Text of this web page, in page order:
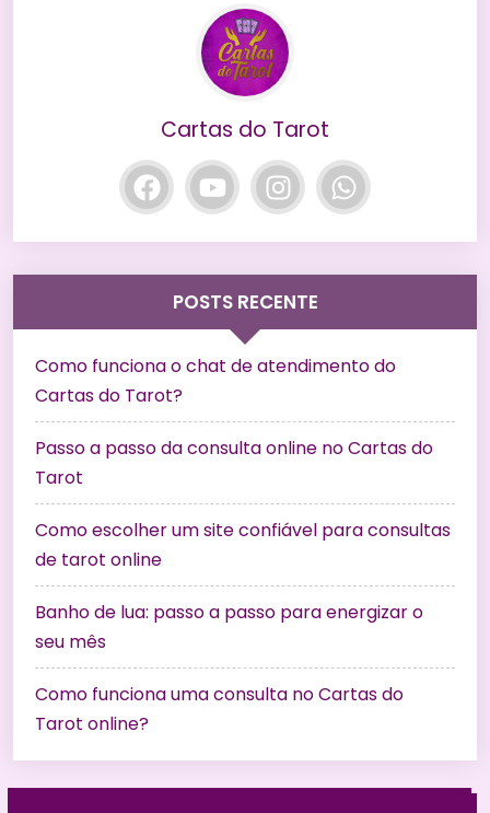
Cartas do Tarot
POSTS RECENTE
Como funciona o chat de atendimento do
Cartas do Tarot?
Passo a passo da consulta online no Cartas do
Tarot
Como escolher um site confiável para consultas
de tarot online
Banho de lua: passo a passo para energizar o
seu mês
Como funciona uma consulta no Cartas do
Tarot online?